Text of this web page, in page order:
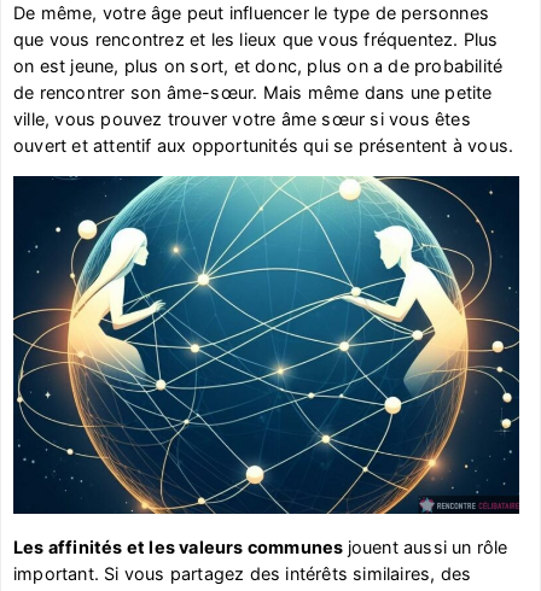
De même, votre âge peut influencer le type de personnes
que vous rencontrez et les lieux que vous fréquentez. Plus
on est jeune, plus on sort, et donc, plus on a de probabilité
de rencontrer son âme-sœur. Mais même dans une petite
ville, vous pouvez trouver votre âme sœur si vous êtes
ouvert et attentif aux opportunités qui se présentent à vous.
Les affinités et les valeurs communes jouent aussi un rôle
important. Si vous partagez des intérêts similaires, des